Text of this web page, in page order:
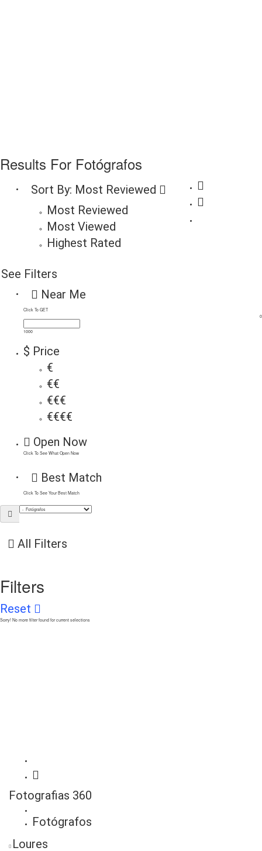
Results For Fotógrafos
Sort By: Most Reviewed
Most Reviewed
Most Viewed
Highest Rated
See Filters
Near Me
Click To GET
0
1000
$ Price
€
€€
€€€
€€€€
Open Now
Click To See What Open Now
Best Match
Click To See Your Best Match
All Filters
Filters
Reset
Sorry! No more filter found for current selections
Fotografias 360
Fotógrafos
Loures